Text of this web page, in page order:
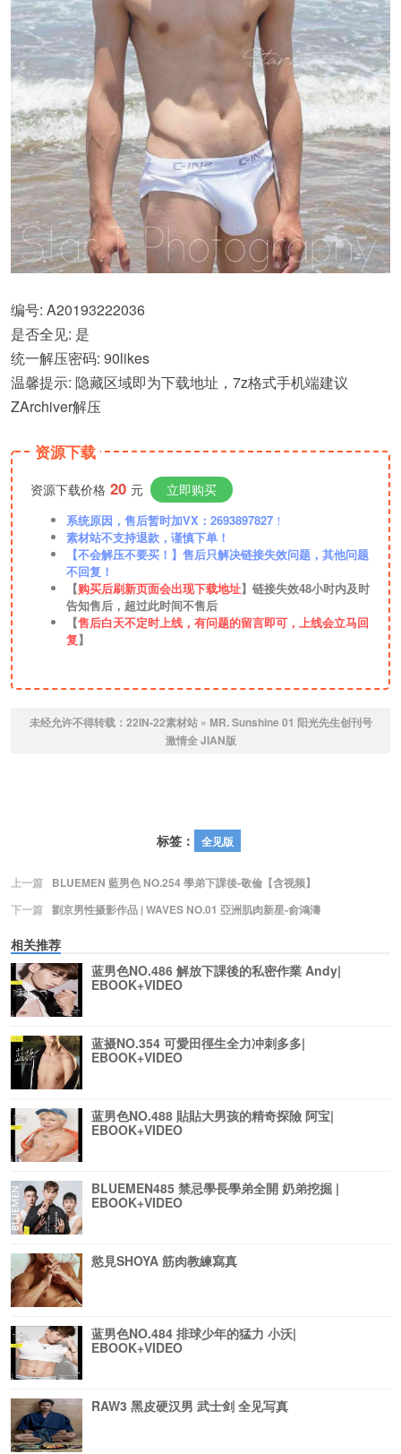
编号: A20193222036
是否全见: 是
统一解压密码: 90likes
温馨提示: 隐藏区域即为下载地址，7z格式手机端建议
ZArchiver解压
资源下载
资源下载价格 20 元 立即购买
系统原因，售后暂时加VX：2693897827 ！
素材站不支持退款，谨慎下单！
【不会解压不要买！】售后只解决链接失效问题，其他问题
不回复！
【购买后刷新页面会出现下载地址】链接失效48小时内及时
告知售后，超过此时间不售后
【售后白天不定时上线，有问题的留言即可，上线会立马回
复】
未经允许不得转载： 22IN-22素材站» MR. Sunshine 01 阳光先生创刊号
激情全 JIAN版
标签： 全见版
上一篇
BLUEMEN 藍男色 NO.254 學弟下課後-敬倫【含视频】
下一篇 劉京男性摄影作品 | WAVES NO.01 亞洲肌肉新星-俞鴻濤
相关推荐
蓝男色NO.486 解放下課後的私密作業 Andy|
EBOOK+VIDEO
蓝摄NO.354 可愛田徑生全力冲刺多多|
EBOOK+VIDEO
蓝男色NO.488 貼貼大男孩的精奇探險 阿宝|
EBOOK+VIDEO
BLUEMEN485 禁忌學長學弟全開 奶弟挖掘 |
EBOOK+VIDEO
慾見SHOYA 筋肉教練寫真
蓝男色NO.484 排球少年的猛力 小沃|
EBOOK+VIDEO
RAW3 黑皮硬汉男 武士剑 全见写真